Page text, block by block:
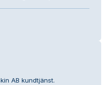
AB kundtjänst.